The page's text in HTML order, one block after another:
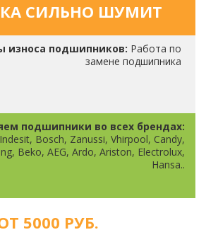
СИЛЬНО ШУМИТ
износа подшипников: Работа по
замене подшипника
подшипники во всех брендах:
Bosch, Zanussi, Vhirpool, Candy,
Beko, AEG, Ardo, Ariston, Electrolux,
Hansa..
5000 РУБ.